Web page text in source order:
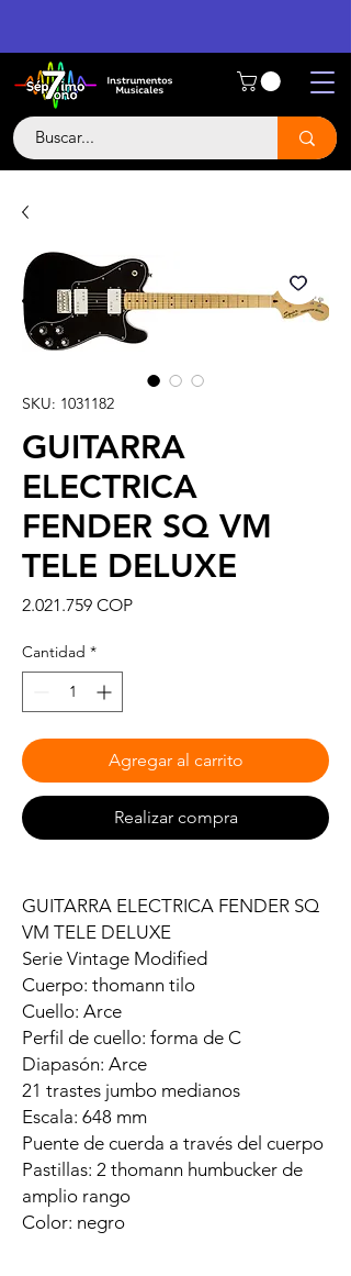
SKU: 1031182
GUITARRA
ELECTRICA
FENDER SQ VM
TELE DELUXE
2.021.759 COPPrecio
Cantidad *
Agregar al carrito
Realizar compra
GUITARRA ELECTRICA FENDER SQ
VM TELE DELUXE
Serie Vintage Modified
Cuerpo: thomann tilo
Cuello: Arce
Perfil de cuello: forma de C
Diapasón: Arce
21 trastes jumbo medianos
​​​​​​​Escala: 648 mm
Puente de cuerda a través del cuerpo
​​​​​​​Pastillas: 2 thomann humbucker de
amplio rango
Color: negro